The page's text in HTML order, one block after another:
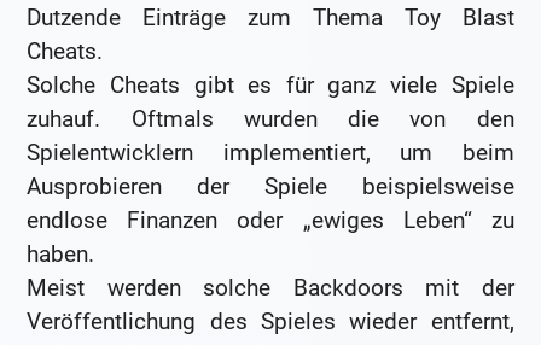
Dutzende Einträge zum Thema Toy Blast
Cheats.
Solche Cheats gibt es für ganz viele Spiele
zuhauf. Oftmals wurden die von den
Spielentwicklern implementiert, um beim
Ausprobieren der Spiele beispielsweise
endlose Finanzen oder „ewiges Leben“ zu
haben.
Meist werden solche Backdoors mit der
Veröffentlichung des Spieles wieder entfernt,